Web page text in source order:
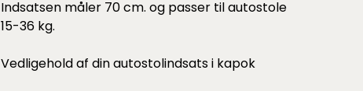
Indsatsen måler 70 cm. og passer til autostole
15-36 kg.
Vedligehold af din autostolindsats i kapok